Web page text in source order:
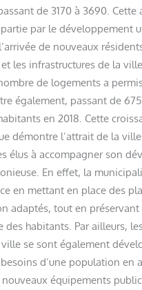
de 3170 à 3690. Cette
partie par le développement
de nouveaux
les infrastructures de la
de logements a
également, passant de
en 2018. Cette
démontre l’attrait de la
élus à accompagner son
En effet, la
en mettant en place des
adaptés, tout en
des habitants. Par ailleurs,
ville se sont également
d’une population en
équipements